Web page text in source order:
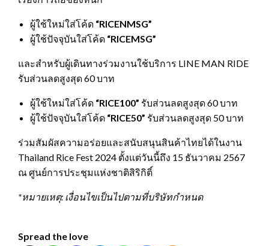
ผู้ใช้ใหม่ใส่โค้ด “RICENMSG”
ผู้ใช้ปัจจุบันใส่โค้ด “RICEMSG”
และสำหรับผู้เดินทางร่วมงานใช้บริการ LINE MAN RIDE
รับส่วนลดสูงสุด 60 บาท
ผู้ใช้ใหม่ใส่โค้ด “RICE100” รับส่วนลดสูงสุด 60 บาท
ผู้ใช้ปัจจุบันใส่โค้ด “RICE50” รับส่วนลดสูงสุด 50 บาท
ร่วมสัมผัสความอร่อยและสนับสนุนสินค้าไทยได้ในงาน
Thailand Rice Fest 2024 ตั้งแต่วันนี้ถึง 15 ธันวาคม 2567
ณ ศูนย์การประชุมแห่งชาติสิริกิติ์
*หมายเหตุ: เงื่อนไขเป็นไปตามที่บริษัทกำหนด
Spread the love